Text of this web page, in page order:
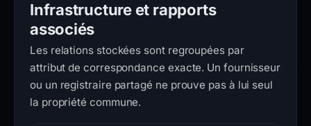
Infrastructure et rapports
associés
Les relations stockées sont regroupées par
attribut de correspondance exacte. Un fournisseur
ou un registraire partagé ne prouve pas à lui seul
la propriété commune.